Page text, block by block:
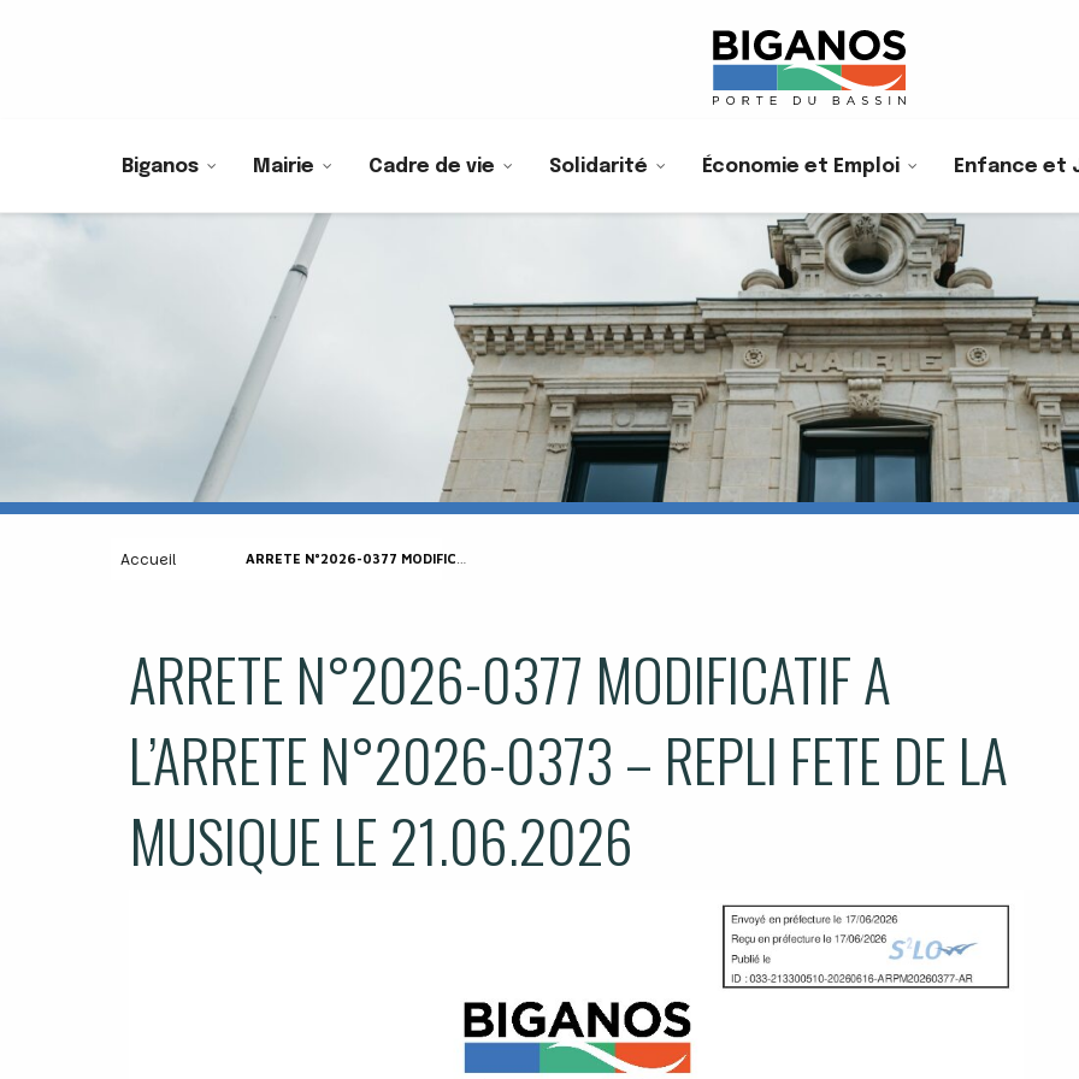
Biganos Mairie Cadre de vie Solidarité Économie et Emploi Enfance et
Accueil ARRETE N°2026-0377 MODIFICATIF A L’ARRETE N°2026-0373 – REPLI FETE DE LA MUSIQUE LE 21.06.2026
ARRETE N°2026-0377 MODIFICATIF A
L’ARRETE N°2026-0373 – REPLI FETE DE LA
MUSIQUE LE 21.06.2026